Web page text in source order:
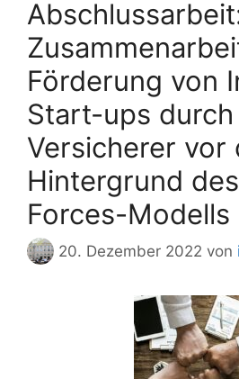
Förderung von
Start-ups
Versicherer vor
Hintergrund
Forces-Modells
20. Dezember 2022 von